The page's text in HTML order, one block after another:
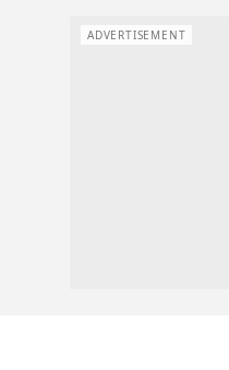
ADVERTISEMENT